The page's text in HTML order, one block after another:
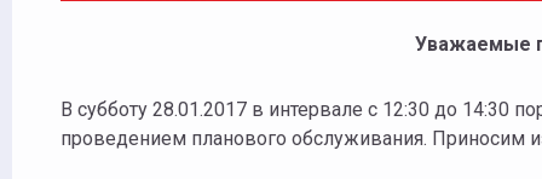
Уважаемые
В субботу 28.01.2017 в интервале с 12:30 до 14:30
проведением планового обслуживания. Приносим